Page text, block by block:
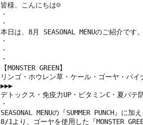
皆様、こんにちは☺︎
・
・
本日は、8月 SEASONAL MENUのご紹介です。
・
・
・
【MONSTER GREEN】
リンゴ・ホウレン草・ケール・ゴーヤ・パイ
▶︎▶︎▶︎
デトックス・免疫力UP・ビタミンC・夏バテ
・
SEASONAL MENUの『SUMMER PUNCH』に加え
8/1より、ゴーヤを使用した『MONSTER